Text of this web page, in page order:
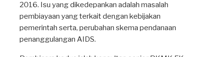
2016. Isu yang dikedepankan adalah masalah
pembiayaan yang terkait dengan kebijakan
pemerintah serta, perubahan skema pendanaan
penanggulangan AIDS.